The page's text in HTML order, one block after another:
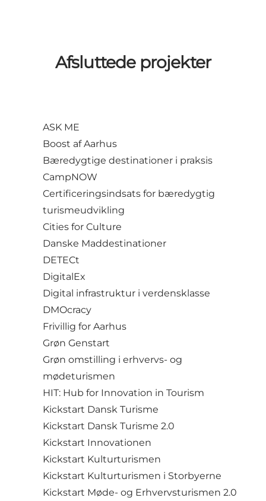
Afsluttede projekter
ASK ME
Boost af Aarhus
Bæredygtige destinationer i praksis
CampNOW
Certificeringsindsats for bæredygtig
turismeudvikling
Cities for Culture
Danske Maddestinationer
DETECt
DigitalEx
Digital infrastruktur i verdensklasse
DMOcracy
Frivillig for Aarhus
Grøn Genstart
Grøn omstilling i erhvervs- og
mødeturismen
HIT: Hub for Innovation in Tourism
Kickstart Dansk Turisme
Kickstart Dansk Turisme 2.0
Kickstart Innovationen
Kickstart Kulturturismen
Kickstart Kulturturismen i Storbyerne
Kickstart Møde- og Erhvervsturismen 2.0